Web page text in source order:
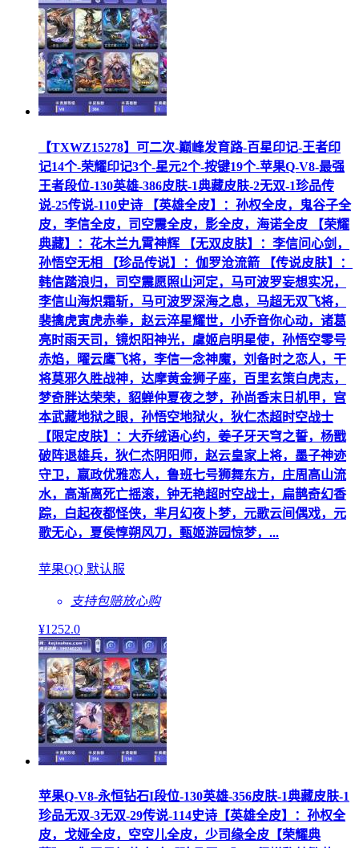
【TXWZ15278】可二次-巅峰发育路-百星印记-王者印
记14个-荣耀印记3个-星元2个-按键19个-苹果Q-V8-最强
王者段位-130英雄-386皮肤-1典藏皮肤-2无双-1珍品传
说-25传说-110史诗 【英雄全皮】：孙权全皮，鬼谷子全
皮，李信全皮，司空震全皮，影全皮，海诺全皮 【荣耀
典藏】：花木兰九霄神辉 【无双皮肤】：李信问心剑，
孙悟空无相 【珍品传说】：伽罗沧流箭 【传说皮肤】：
韩信踏浪归，司空震愿照山河定，马可波罗妄想实况，
李信山海炽霜斩，马可波罗深海之息，马超无双飞将，
裴擒虎寅虎赤拳，赵云淬星耀世，小乔音你心动，诸葛
亮时雨天司，镜炽阳神光，虞姬启明星使，孙悟空零号
赤焰，曜云鹰飞将，李信一念神魔，刘备时之恋人，干
将莫邪久胜战神，达摩黄金狮子座，百里玄策白虎志，
梦奇胖达荣荣，貂蝉仲夏夜之梦，孙尚香末日机甲，宫
本武藏地狱之眼，孙悟空地狱火，狄仁杰超时空战士
【限定皮肤】：大乔绒语心约，姜子牙天穹之誓，杨戬
破阵退雄兵，狄仁杰阴阳师，赵云皇家上将，墨子神迹
守卫，嬴政优雅恋人，鲁班七号狮舞东方，庄周高山流
水，高渐离死亡摇滚，钟无艳超时空战士，扁鹊奇幻香
踪，白起夜都怪侠，芈月幻夜卜梦，元歌云间偶戏，元
歌无心，夏侯惇朔风刀，甄姬游园惊梦，...
苹果QQ 默认服
支持包赔放心购
¥1252.0
苹果Q-V8-永恒钻石I段位-130英雄-356皮肤-1典藏皮肤-1
珍品无双-3无双-29传说-114史诗【英雄全皮】：孙权全
皮，戈娅全皮，空空儿全皮，少司缘全皮【荣耀典